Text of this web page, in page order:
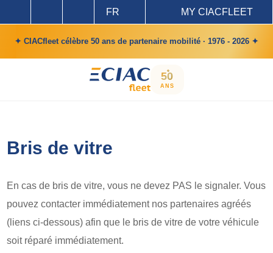
FR MY CIACFLEET
✦ CIACfleet célèbre 50 ans de partenaire mobilité · 1976 - 2026 ✦
50
ANS
Bris de vitre
En cas de bris de vitre, vous ne devez PAS le signaler. Vous
pouvez contacter immédiatement nos partenaires agréés
(liens ci-dessous) afin que le bris de vitre de votre véhicule
soit réparé immédiatement.